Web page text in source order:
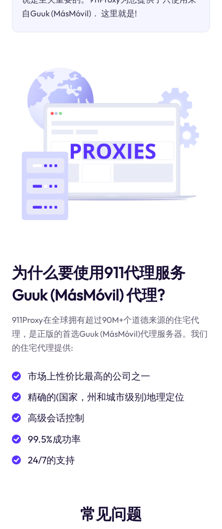
自Guuk (MásMóvil)． 这里就是!
为什么要使用911代理服务
Guuk (MásMóvil) 代理?
911Proxy在全球拥有超过90M+个道德来源的住宅代
理，是正版的首选Guuk (MásMóvil)代理服务器。我们
的住宅代理提供:
市场上性价比最高的公司之一
精确的(国家，州和城市级别)地理定位
高级会话控制
99.5%成功率
24/7的支持
常见问题